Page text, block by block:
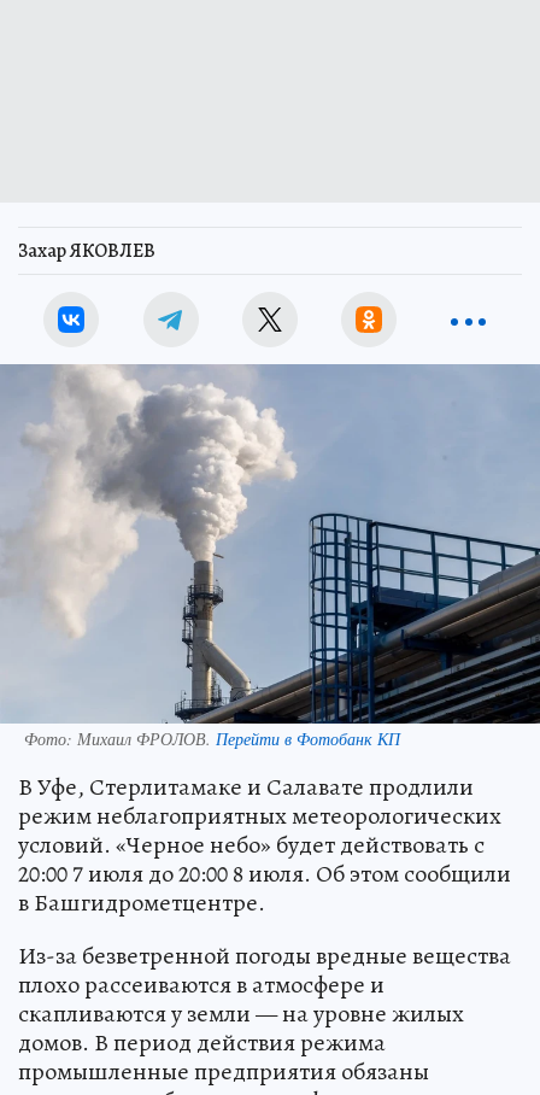
Захар ЯКОВЛЕВ
Фото: Михаил ФРОЛОВ. Перейти в Фотобанк КП
В Уфе, Стерлитамаке и Салавате продлили
режим неблагоприятных метеорологических
условий. «Черное небо» будет действовать с
20:00 7 июля до 20:00 8 июля. Об этом сообщили
в Башгидрометцентре.
Из-за безветренной погоды вредные вещества
плохо рассеиваются в атмосфере и
скапливаются у земли — на уровне жилых
домов. В период действия режима
промышленные предприятия обязаны